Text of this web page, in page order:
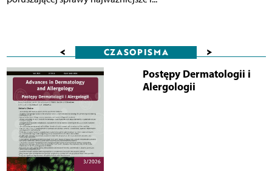
< CZASOPISMA >
Postępy Dermatologii i
Alergologii